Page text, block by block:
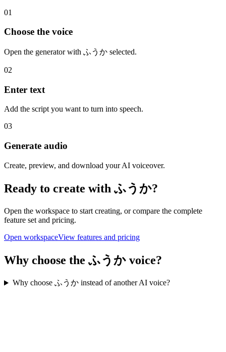
01
Choose the voice
Open the generator with ふうか selected.
02
Enter text
Add the script you want to turn into speech.
03
Generate audio
Create, preview, and download your AI voiceover.
Ready to create with ふうか?
Open the workspace to start creating, or compare the complete
feature set and pricing.
Open workspaceView features and pricing
Why choose the ふうか voice?
Why choose ふうか instead of another AI voice?